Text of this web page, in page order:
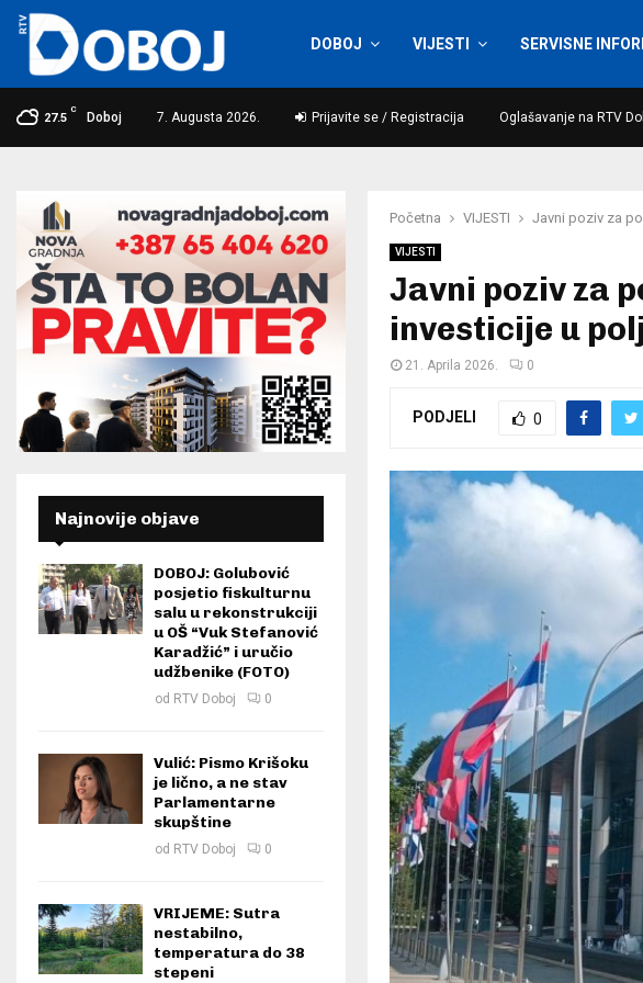
DOBOJ VIJESTI SERVISNE
27.5
C
Doboj 7. Augusta 2026. Prijavite se / Registracija Oglašavanje na RTV
Početna VIJESTI Јavni poziv za
VIJESTI
Јavni poziv za
investicije u
21. Aprila 2026. 0
PODJELI 0
Najnovije objave
DOBOJ: Golubović
posjetio fiskulturnu
salu u rekonstrukciji
u OŠ “Vuk Stefanović
Karadžić” i uručio
udžbenike (FOTO)
od RTV Doboj 0
Vulić: Pismo Krišoku
je lično, a ne stav
Parlamentarne
skupštine
od RTV Doboj 0
VRIJEME: Sutra
nestabilno,
temperatura do 38
stepeni